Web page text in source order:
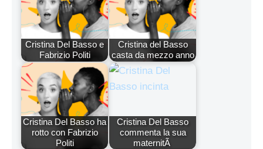
Cristina Del Basso e
Fabrizio Politi
Cristina del Basso
casta da mezzo anno
Cristina Del Basso ha
rotto con Fabrizio
Politi
Cristina Del Basso
commenta la sua
maternitÃ